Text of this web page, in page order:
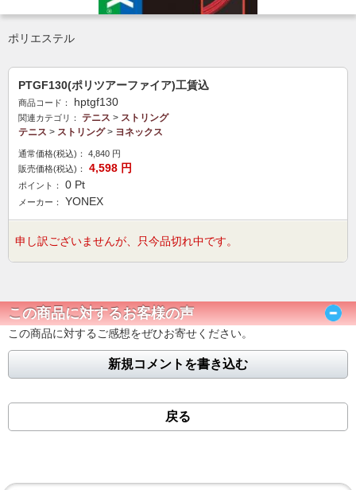
ポリエステル
PTGF130(ポリツアーファイア)工賃込
商品コード： hptgf130
関連カテゴリ： テニス > ストリング
テニス > ストリング> ヨネックス
通常価格(税込)： 4,840 円
販売価格(税込)：
4,598 円
ポイント： 0 Pt
メーカー： YONEX
申し訳ございませんが、只今品切れ中です。
この商品に対するお客様の声
この商品に対するご感想をぜひお寄せください。
新規コメントを書き込む
戻る